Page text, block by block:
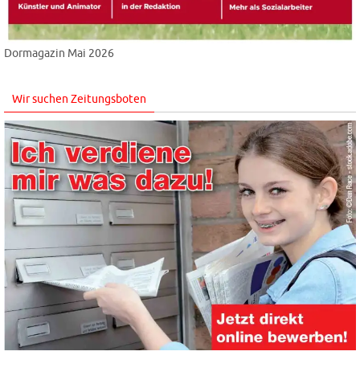
Dormagazin Mai 2026
Wir suchen Zeitungsboten